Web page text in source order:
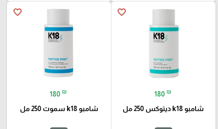
favorite_border
180 ₪
شامبو k18 ديتوكس 250 مل
favorite_border
180 ₪
شامبو k18 سموث 250 مل